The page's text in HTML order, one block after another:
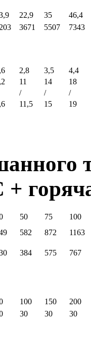
22,9 35
46,4
3671 5507 7343
2,8 3,5
4,4
11 14
18
/ /
/
11,5 15 19
+
50 75
100
582 872
1163
384 575 767
100 150
200
30 30 30